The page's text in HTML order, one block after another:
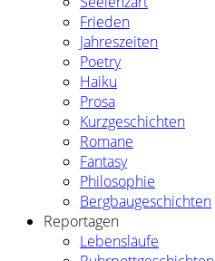
Frieden
Jahreszeiten
Poetry
Haiku
Prosa
Kurzgeschichten
Romane
Fantasy
Philosophie
Bergbaugeschichten
Reportagen
Lebensläufe